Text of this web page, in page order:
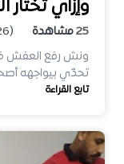
وإزاي تختار
25مشاهدة
(3/1/2026)
ونش رفع العفش
تحدّي بيواجهه
تابع القراءة